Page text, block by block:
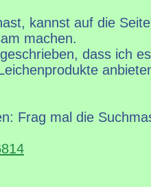
kannst auf die
machen.
dass ich
Frag mal die